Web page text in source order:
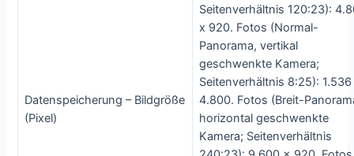
Datenspeicherung – Bildgröße
(Pixel)
Seitenverhältnis 120:23):
x 920. Fotos (Normal-
Panorama, vertikal
geschwenkte Kamera;
Seitenverhältnis 8:25):
4.800. Fotos (Breit-
horizontal geschwenkte
Kamera; Seitenverhältnis